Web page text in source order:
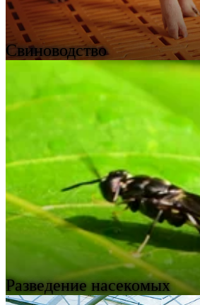
Свиноводство
Разведение насекомых